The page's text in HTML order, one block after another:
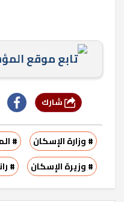
تابع موقع
# وزارة الإسكان #
# وزيرة الإسكان
#